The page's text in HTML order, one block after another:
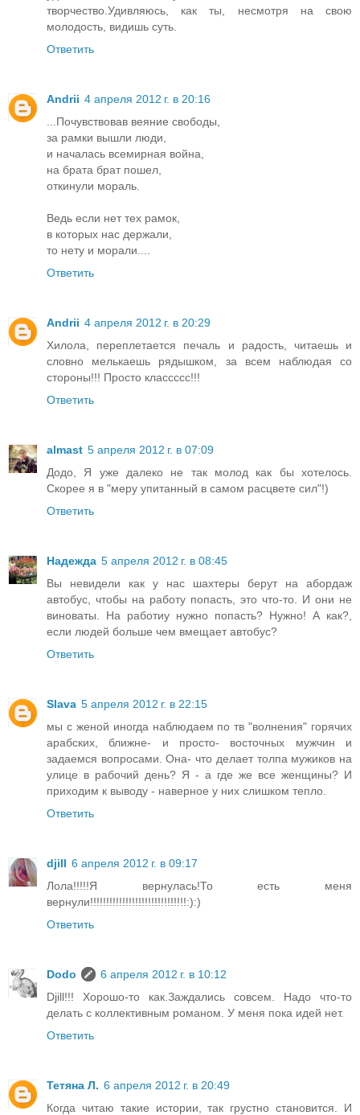
творчество.Удивляюсь, как ты, несмотря на свою
молодость, видишь суть.
Ответить
Andrii 4 апреля 2012 г. в 20:16
...Почувствовав веяние свободы,
за рамки вышли люди,
и началась всемирная война,
на брата брат пошел,
откинули мораль.
Ведь если нет тех рамок,
в которых нас держали,
то нету и морали....
Ответить
Andrii 4 апреля 2012 г. в 20:29
Хилола, переплетается печаль и радость, читаешь и
словно мелькаешь рядышком, за всем наблюдая со
стороны!!! Просто классссс!!!
Ответить
almast 5 апреля 2012 г. в 07:09
Додо, Я уже далеко не так молод как бы хотелось.
Скорее я в "меру упитанный в самом расцвете сил"!)
Ответить
Надежда 5 апреля 2012 г. в 08:45
Вы невидели как у нас шахтеры берут на абордаж
автобус, чтобы на работу попасть, это что-то. И они не
виноваты. На работиу нужно попасть? Нужно! А как?,
если людей больше чем вмещает автобус?
Ответить
Slava 5 апреля 2012 г. в 22:15
мы с женой иногда наблюдаем по тв "волнения" горячих
арабских, ближне- и просто- восточных мужчин и
задаемся вопросами. Она- что делает толпа мужиков на
улице в рабочий день? Я - а где же все женщины? И
приходим к выводу - наверное у них слишком тепло.
Ответить
djill 6 апреля 2012 г. в 09:17
Лола!!!!!Я вернулась!То есть меня
вернули!!!!!!!!!!!!!!!!!!!!!!!!!!!!!!:):)
Ответить
Dodo
6 апреля 2012 г. в 10:12
Djill!!! Хорошо-то как.Заждались совсем. Надо что-то
делать с коллективным романом. У меня пока идей нет.
Ответить
Тетяна Л. 6 апреля 2012 г. в 20:49
Когда читаю такие истории, так грустно становится. И